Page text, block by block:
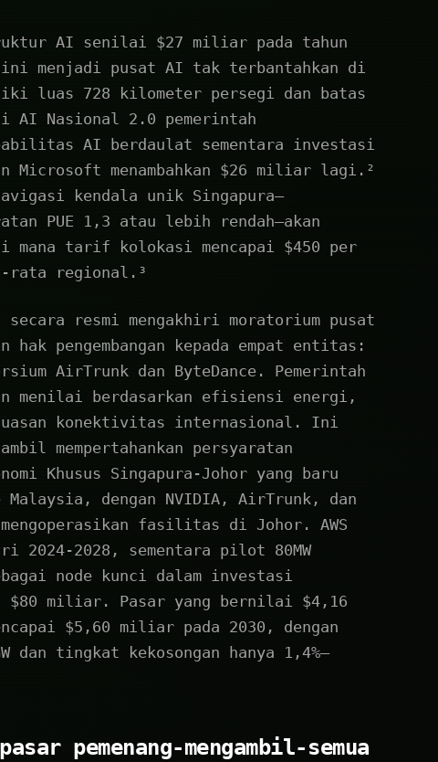
AI senilai $27 miliar pada tahun
ini menjadi pusat AI tak terbantahkan di
luas 728 kilometer persegi dan batas
AI Nasional 2.0 pemerintah
AI berdaulat sementara investasi
Microsoft menambahkan $26 miliar lagi.²
kendala unik Singapura—
PUE 1,3 atau lebih rendah—akan
mana tarif kolokasi mencapai $450 per
regional.³
secara resmi mengakhiri moratorium pusat
hak pengembangan kepada empat entitas:
AirTrunk dan ByteDance. Pemerintah
menilai berdasarkan efisiensi energi,
konektivitas internasional. Ini
mempertahankan persyaratan
Khusus Singapura-Johor yang baru
Malaysia, dengan NVIDIA, AirTrunk, dan
fasilitas di Johor. AWS
2024-2028, sementara pilot 80MW
node kunci dalam investasi
miliar. Pasar yang bernilai $4,16
$5,60 miliar pada 2030, dengan
tingkat kekosongan hanya 1,4%—
pemenang-mengambil-semua